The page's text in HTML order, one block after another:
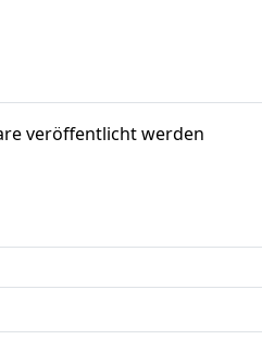
veröffentlicht werden